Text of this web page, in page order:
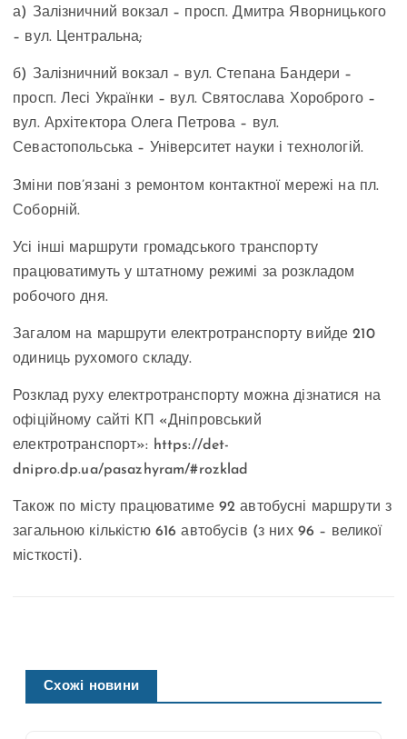
а) Залізничний вокзал – просп. Дмитра Яворницького
– вул. Центральна;
б) Залізничний вокзал – вул. Степана Бандери –
просп. Лесі Українки – вул. Святослава Хороброго –
вул. Архітектора Олега Петрова – вул.
Севастопольська – Університет науки і технологій.
Зміни пов’язані з ремонтом контактної мережі на пл.
Соборній.
Усі інші маршрути громадського транспорту
працюватимуть у штатному режимі за розкладом
робочого дня.
Загалом на маршрути електротранспорту вийде 210
одиниць рухомого складу.
Розклад руху електротранспорту можна дізнатися на
офіційному сайті КП «Дніпровський
електротранспорт»: https://det-
dnipro.dp.ua/pasazhyram/#rozklad
Також по місту працюватиме 92 автобусні маршрути з
загальною кількістю 616 автобусів (з них 96 – великої
місткості).
Схожі новини